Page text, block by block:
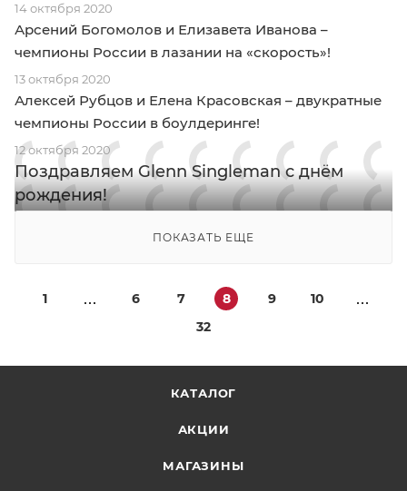
14 октября 2020
Арсений Богомолов и Елизавета Иванова –
чемпионы России в лазании на «скорость»!
13 октября 2020
Алексей Рубцов и Елена Красовская – двукратные
чемпионы России в боулдеринге!
12 октября 2020
Поздравляем Glenn Singleman c днём
рождения!
ПОКАЗАТЬ ЕЩЕ
1 6 7 8 9
10
32
КАТАЛОГ
АКЦИИ
МАГАЗИНЫ